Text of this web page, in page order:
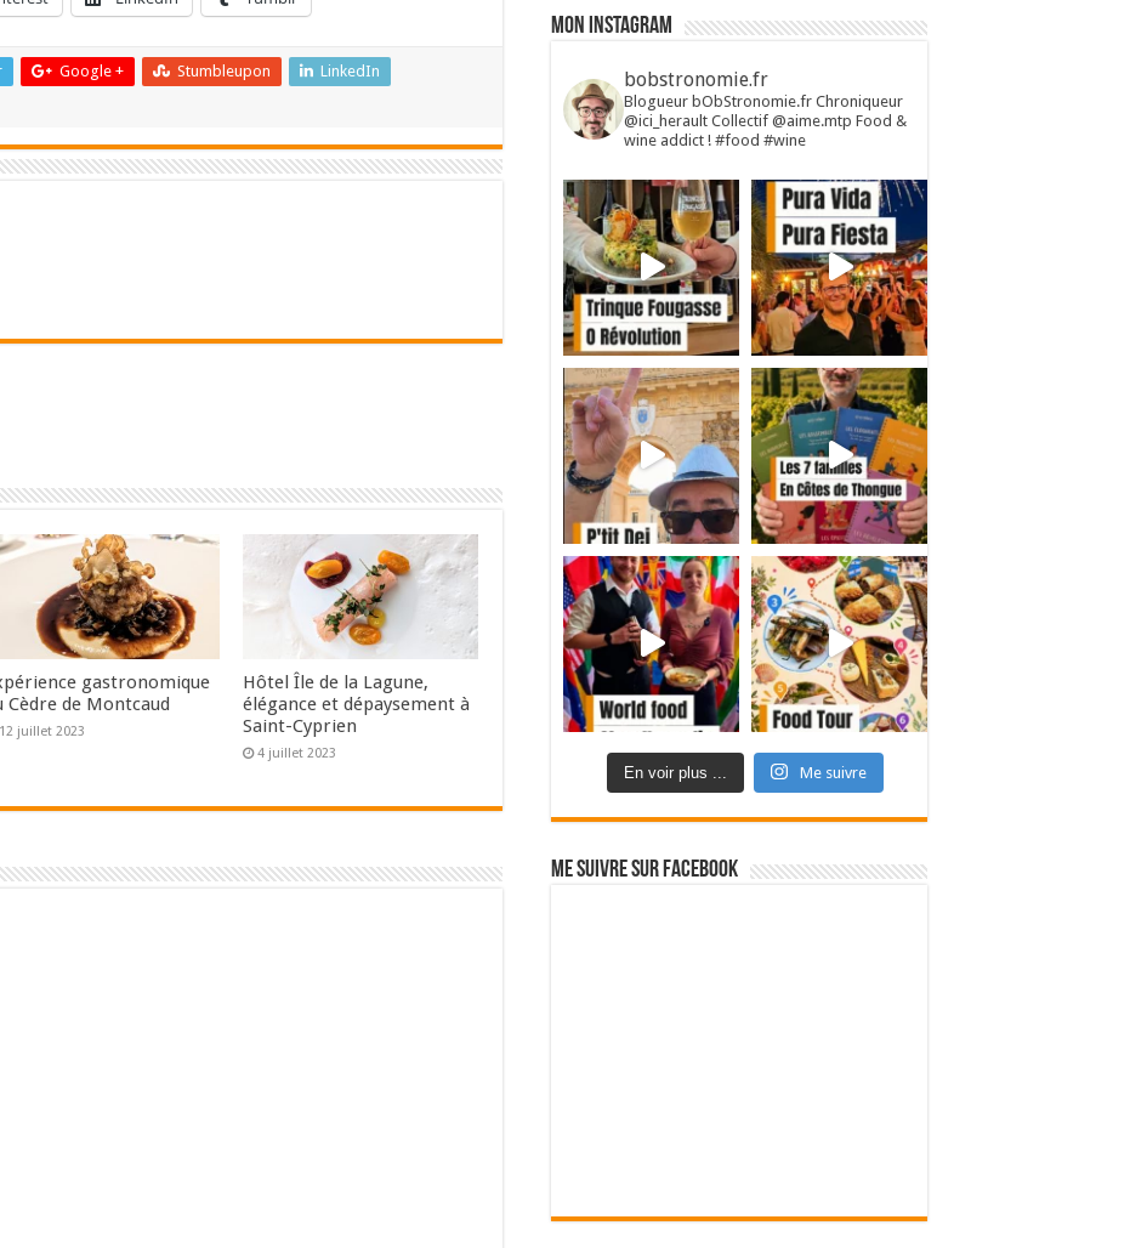
Google + Stumbleupon
LinkedIn
gastronomique
Cèdre de Montcaud
12 juillet 2023
Hôtel Île de la Lagune,
élégance et dépaysement à
Saint-Cyprien
4 juillet 2023
Mon Instagram
bobstronomie.fr
Blogueur bObStronomie.fr Chroniqueur
@ici_herault Collectif @aime.mtp Food &
wine addict ! #food #wine
En voir plus ... Me suivre
Me suivre sur Facebook